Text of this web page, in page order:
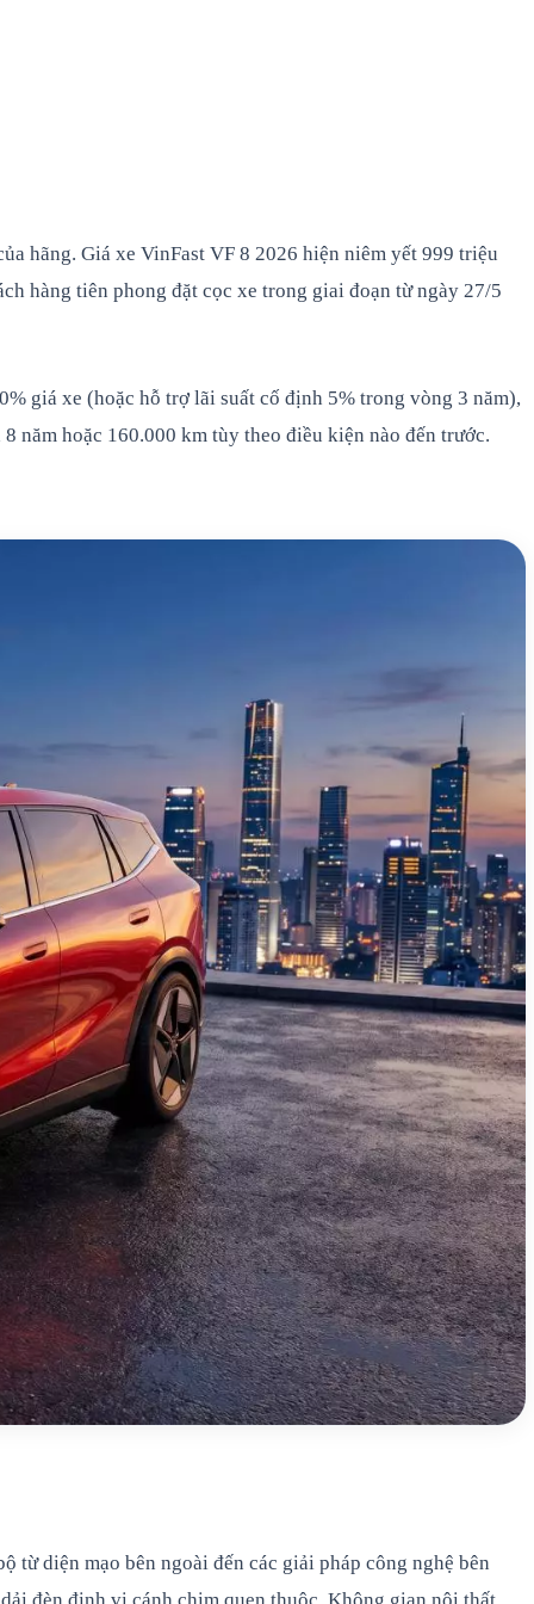
hãng. Giá xe VinFast VF 8 2026 hiện niêm yết 999 triệu
hàng tiên phong đặt cọc xe trong giai đoạn từ ngày 27/5
giá xe (hoặc hỗ trợ lãi suất cố định 5% trong vòng 3 năm),
năm hoặc 160.000 km tùy theo điều kiện nào đến trước.
từ diện mạo bên ngoài đến các giải pháp công nghệ bên
đèn định vị cánh chim quen thuộc. Không gian nội thất